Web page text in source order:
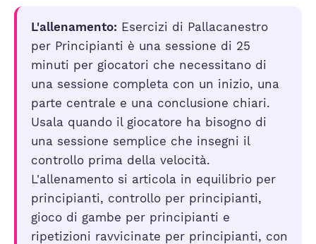
L'allenamento: Esercizi di Pallacanestro
per Principianti è una sessione di 25
minuti per giocatori che necessitano di
una sessione completa con un inizio, una
parte centrale e una conclusione chiari.
Usala quando il giocatore ha bisogno di
una sessione semplice che insegni il
controllo prima della velocità.
L'allenamento si articola in equilibrio per
principianti, controllo per principianti,
gioco di gambe per principianti e
ripetizioni ravvicinate per principianti, con